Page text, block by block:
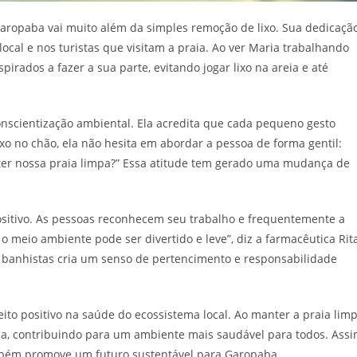
vai muito além da simples remoção de lixo. Sua
e nos turistas que visitam a praia. Ao ver Maria trabalhando
a fazer a sua parte, evitando jogar lixo na areia e até
ambiental. Ela acredita que cada pequeno gesto
no chão, ela não hesita em abordar a pessoa de forma gentil:
nossa praia limpa?” Essa atitude tem gerado uma mudança de
As pessoas reconhecem seu trabalho e frequentemente a
meio ambiente pode ser divertido e leve”, diz a farmacêutica
cria um senso de pertencimento e responsabilidade
positivo na saúde do ecossistema local. Ao manter a praia
contribuindo para um ambiente mais saudável para todos.